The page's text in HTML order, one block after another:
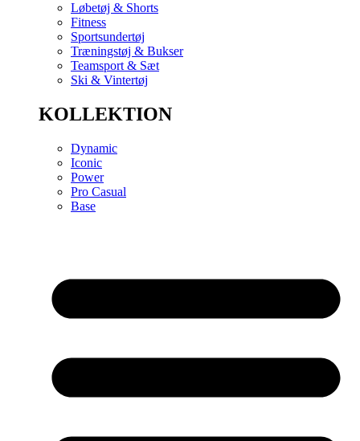
Løbetøj & Shorts
Fitness
Sportsundertøj
Træningstøj & Bukser
Teamsport & Sæt
Ski & Vintertøj
KOLLEKTION
Dynamic
Iconic
Power
Pro Casual
Base